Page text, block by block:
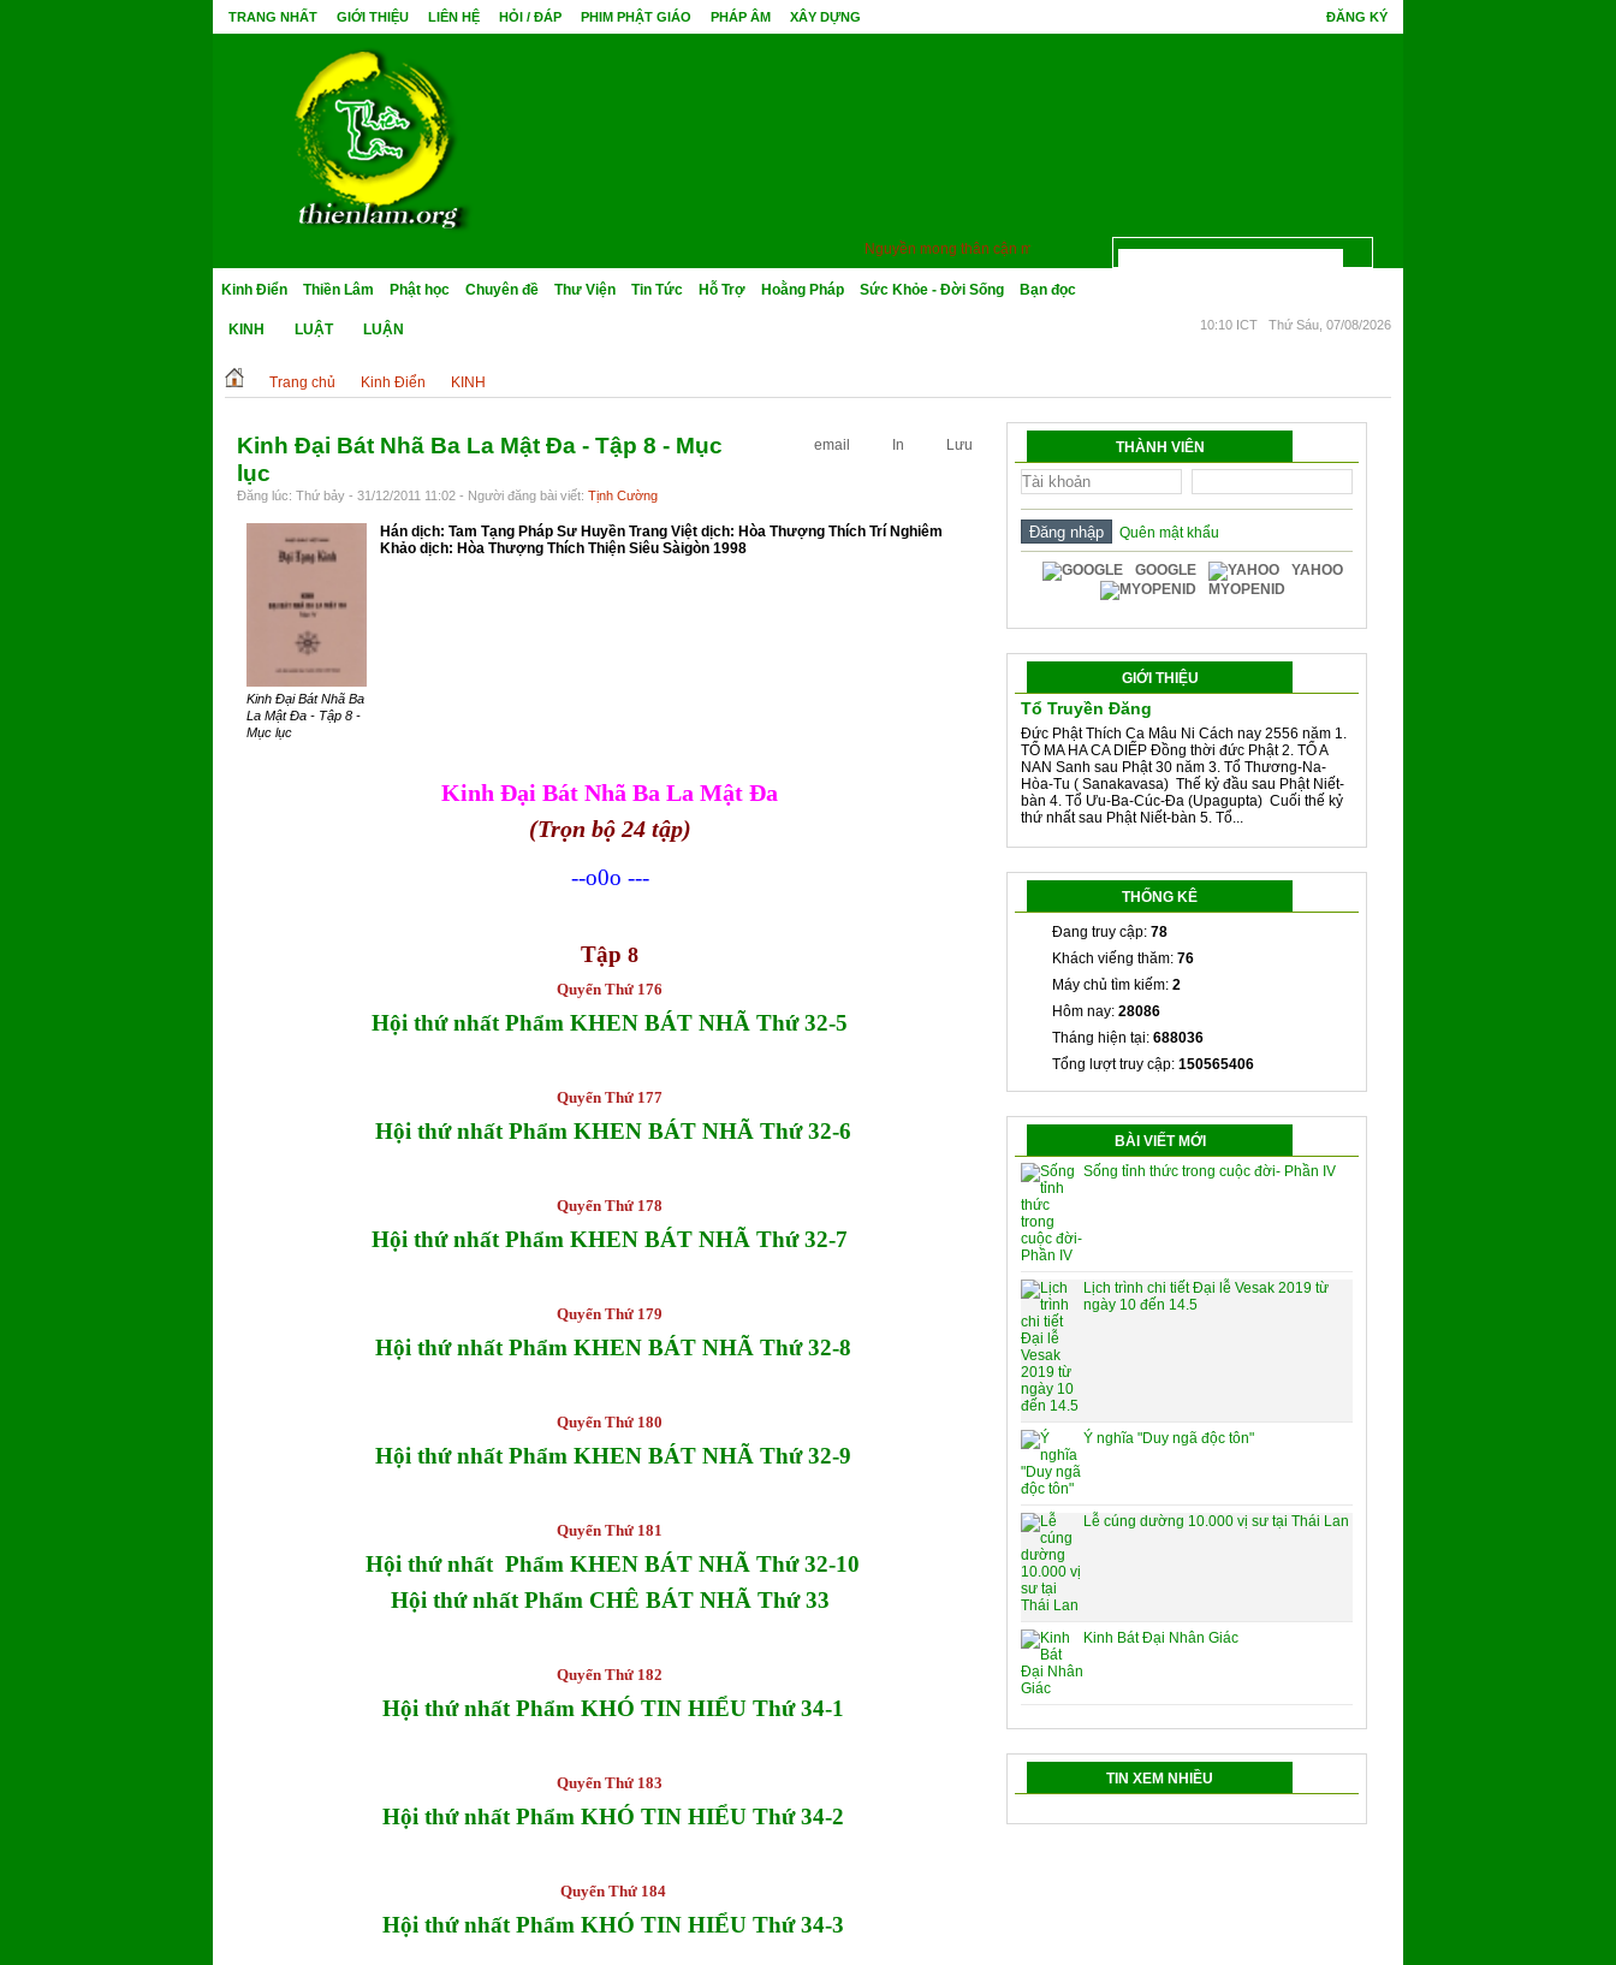
TRANG NHẤT GIỚI THIỆU LIÊN HỆ HỎI / ĐÁP PHIM PHẬT GIÁO PHÁP ÂM XÂY DỰNG ĐĂNG KÝ
Nguyền mong thân cận minh sư, quả Bồ Đề một đêm mà chín. Phúc gặp tình cờ tri thức, hoa Ưu Đàm mấy kiếp đâm
Kinh Điển
KINH LUẬT LUẬN
Thiền Lâm Phật học Chuyên đề Thư Viện Tin Tức Hỗ Trợ Hoằng Pháp Sức Khỏe - Đời Sống Bạn đọc
10:10 ICT Thứ Sáu, 07/08/2026
Trang chủ Kinh Điển KINH
email In Lưu
Kinh Đại Bát Nhã Ba La Mật Đa - Tập 8 - Mục
lục
Đăng lúc: Thứ bảy - 31/12/2011 11:02 - Người đăng bài viết: Tịnh Cường
Kinh Đại Bát Nhã Ba
La Mật Đa - Tập 8 -
Mục lục
Hán dịch: Tam Tạng Pháp Sư Huyền Trang Việt dịch: Hòa Thượng Thích Trí Nghiêm
Khảo dịch: Hòa Thượng Thích Thiện Siêu Sàigòn 1998
Kinh Đại Bát Nhã Ba La Mật Đa
(Trọn bộ 24 tập)
--o0o ---
Tập 8
Quyển Thứ 176
Hội thứ nhất Phẩm KHEN BÁT NHÃ Thứ 32-5
Quyển Thứ 177
Hội thứ nhất Phẩm KHEN BÁT NHÃ Thứ 32-6
Quyển Thứ 178
Hội thứ nhất Phẩm KHEN BÁT NHÃ Thứ 32-7
Quyển Thứ 179
Hội thứ nhất Phẩm KHEN BÁT NHÃ Thứ 32-8
Quyển Thứ 180
Hội thứ nhất Phẩm KHEN BÁT NHÃ Thứ 32-9
Quyển Thứ 181
Hội thứ nhất Phẩm KHEN BÁT NHÃ Thứ 32-10
Hội thứ nhất Phẩm CHÊ BÁT NHÃ Thứ 33
Quyển Thứ 182
Hội thứ nhất Phẩm KHÓ TIN HIỂU Thứ 34-1
Quyển Thứ 183
Hội thứ nhất Phẩm KHÓ TIN HIỂU Thứ 34-2
Quyển Thứ 184
Hội thứ nhất Phẩm KHÓ TIN HIỂU Thứ 34-3
THÀNH VIÊN
Quên mật khẩu
GOOGLE
YAHOO
MYOPENID
GIỚI THIỆU
Tổ Truyền Đăng
Đức Phật Thích Ca Mâu Ni Cách nay 2556 năm 1.
TỔ MA HA CA DIẾP Đồng thời đức Phật 2. TỔ A
NAN Sanh sau Phật 30 năm 3. Tổ Thương-Na-
Hòa-Tu ( Sanakavasa) Thế kỷ đầu sau Phật Niết-
bàn 4. Tổ Ưu-Ba-Cúc-Đa (Upagupta) Cuối thế kỷ
thứ nhất sau Phật Niết-bàn 5. Tổ...
THỐNG KÊ
Đang truy cập: 78
Khách viếng thăm: 76
Máy chủ tìm kiếm: 2
Hôm nay: 28086
Tháng hiện tại: 688036
Tổng lượt truy cập: 150565406
BÀI VIẾT MỚI
Sống tỉnh thức trong cuộc đời- Phần IV
Lịch trình chi tiết Đại lễ Vesak 2019 từ
ngày 10 đến 14.5
Ý nghĩa "Duy ngã độc tôn"
Lễ cúng dường 10.000 vị sư tại Thái Lan
Kinh Bát Đại Nhân Giác
TIN XEM NHIỀU